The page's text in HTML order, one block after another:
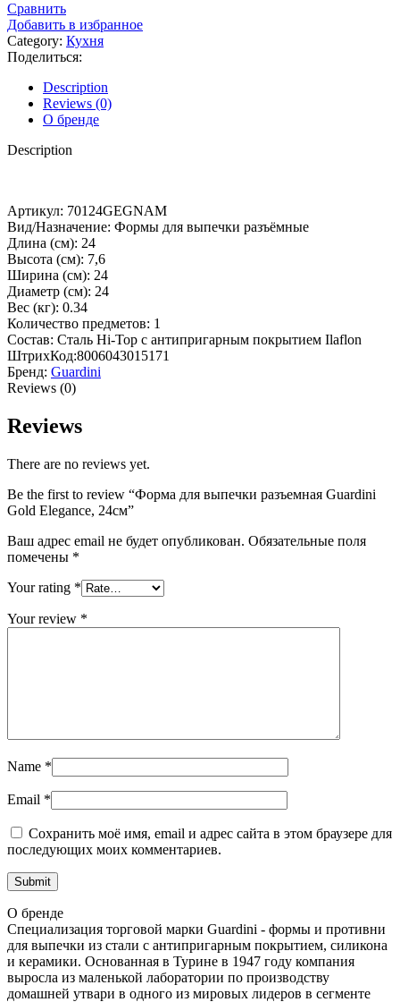
Сравнить
Добавить в избранное
Category: Кухня
Поделиться:
Description
Reviews (0)
О бренде
Description
Артикул: 70124GEGNAM
Вид/Назначение: Формы для выпечки разъёмные
Длина (см): 24
Высота (см): 7,6
Ширина (см): 24
Диаметр (см): 24
Вес (кг): 0.34
Количество предметов: 1
Состав: Сталь Hi-Top с антипригарным покрытием Ilaflon
ШтрихКод:8006043015171
Бренд: Guardini
Reviews (0)
Reviews
There are no reviews yet.
Be the first to review “Форма для выпечки разъемная Guardini
Gold Elegance, 24см”
Ваш адрес email не будет опубликован. Обязательные поля
помечены *
Your rating *
Your review *
Name *
Email *
Сохранить моё имя, email и адрес сайта в этом браузере для
последующих моих комментариев.
О бренде
Специализация торговой марки Guardini - формы и противни
для выпечки из стали с антипригарным покрытием, силикона
и керамики. Основанная в Турине в 1947 году компания
выросла из маленькой лаборатории по производству
домашней утвари в одного из мировых лидеров в сегменте